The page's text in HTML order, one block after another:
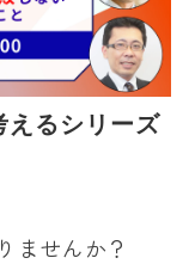
えるシリーズ
ませんか？